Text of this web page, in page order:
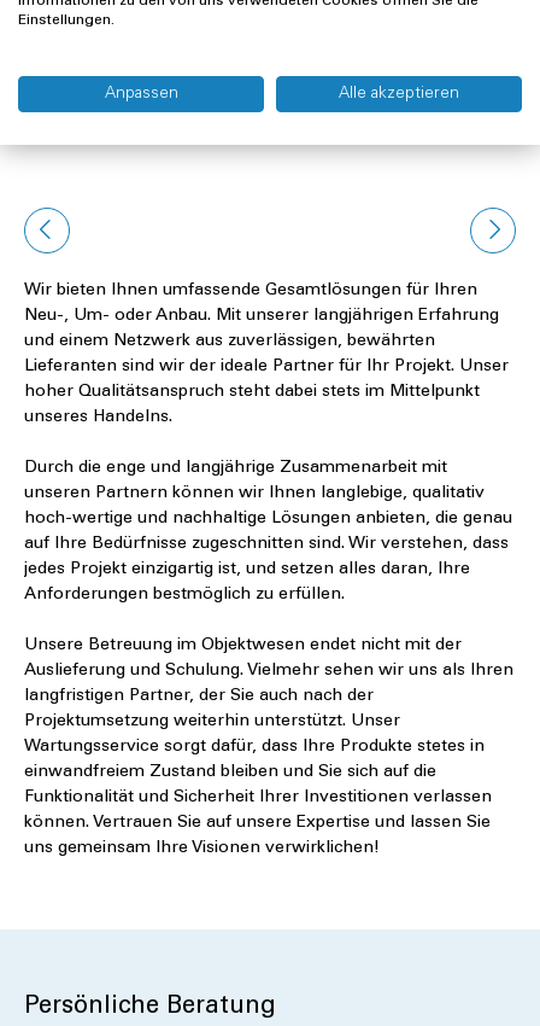
Wir bieten Ihnen umfassende Gesamtlösungen für Ihren
Neu-, Um- oder Anbau. Mit unserer langjährigen Erfahrung
und einem Netzwerk aus zuverlässigen, bewährten
Lieferanten sind wir der ideale Partner für Ihr Projekt. Unser
hoher Qualitätsanspruch steht dabei stets im Mittelpunkt
unseres Handelns.
Durch die enge und langjährige Zusammenarbeit mit
unseren Partnern können wir Ihnen langlebige, qualitativ
hoch-wertige und nachhaltige Lösungen anbieten, die genau
auf Ihre Bedürfnisse zugeschnitten sind. Wir verstehen, dass
jedes Projekt einzigartig ist, und setzen alles daran, Ihre
Anforderungen bestmöglich zu erfüllen.
Unsere Betreuung im Objektwesen endet nicht mit der
Auslieferung und Schulung. Vielmehr sehen wir uns als Ihren
langfristigen Partner, der Sie auch nach der
Projektumsetzung weiterhin unterstützt. Unser
Wartungsservice sorgt dafür, dass Ihre Produkte stetes in
einwandfreiem Zustand bleiben und Sie sich auf die
Funktionalität und Sicherheit Ihrer Investitionen verlassen
können. Vertrauen Sie auf unsere Expertise und lassen Sie
uns gemeinsam Ihre Visionen verwirklichen!
Persönliche Beratung
Einstellungen.
Anpassen Alle akzeptieren